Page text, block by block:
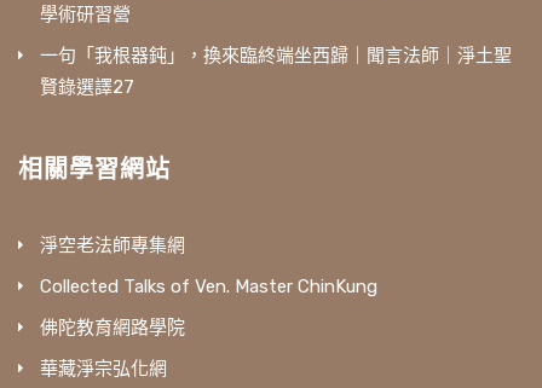
學術研習營
一句「我根器鈍」，換來臨終端坐西歸｜聞言法師｜淨土聖
賢錄選譯27
相關學習網站
淨空老法師專集網
Collected Talks of Ven. Master ChinKung
佛陀教育網路學院
華藏淨宗弘化網